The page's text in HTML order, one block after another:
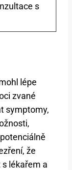
s
lépe
zvané
symptomy,
že
lékařem a